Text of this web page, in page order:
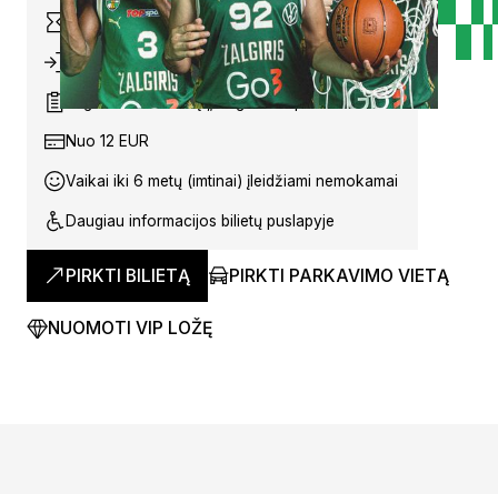
Trukmė: ~2 val. 00 min.
Durys: 15:20 val.
Organizatorius: VšĮ „Žalgirio krepšinio centras“
Nuo 12 EUR
Vaikai iki 6 metų (imtinai) įleidžiami nemokamai
Daugiau informacijos bilietų puslapyje
PIRKTI BILIETĄ PIRKTI PARKAVIMO VIETĄ
NUOMOTI VIP LOŽĘ